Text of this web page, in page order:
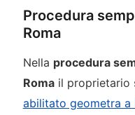
Procedura
Roma
Nella procedura
Romail proprietario
abilitato geometra a